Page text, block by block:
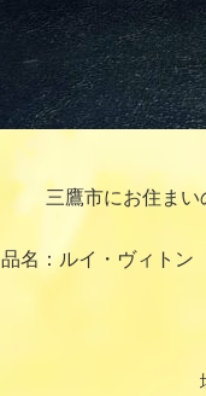
三鷹市にお住まい
品名：ルイ・ヴィト